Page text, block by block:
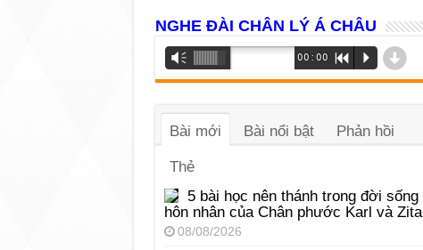
NGHE ĐÀI CHÂN LÝ Á CHÂU
Trình
phát
âm
Vm 00:00 R P d
Bài mới Bài nổi bật Phản hồi
Thẻ
5 bài học nên thánh trong đời sống
hôn nhân của Chân phước Karl và Zita
08/08/2026